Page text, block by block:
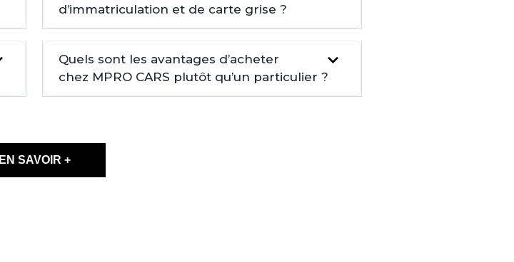
d’immatriculation et de carte grise ?
Quels sont les avantages d’acheter
chez MPRO CARS plutôt qu’un particulier ?
EN SAVOIR +